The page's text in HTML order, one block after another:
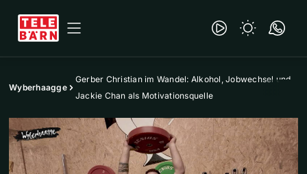
Wyberhaagge
Gerber Christian im Wandel: Alkohol, Jobwechsel und
Jackie Chan als Motivationsquelle